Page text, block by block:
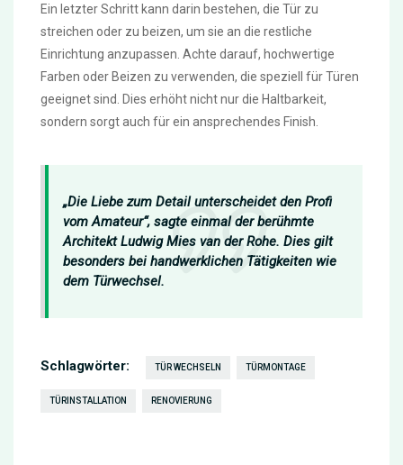
Ein letzter Schritt kann darin bestehen, die Tür zu
streichen oder zu beizen, um sie an die restliche
Einrichtung anzupassen. Achte darauf, hochwertige
Farben oder Beizen zu verwenden, die speziell für Türen
geeignet sind. Dies erhöht nicht nur die Haltbarkeit,
sondern sorgt auch für ein ansprechendes Finish.
„Die Liebe zum Detail unterscheidet den Profi
vom Amateur“, sagte einmal der berühmte
Architekt Ludwig Mies van der Rohe. Dies gilt
besonders bei handwerklichen Tätigkeiten wie
dem Türwechsel.
Schlagwörter: TÜR WECHSELN TÜRMONTAGE
TÜRINSTALLATION RENOVIERUNG